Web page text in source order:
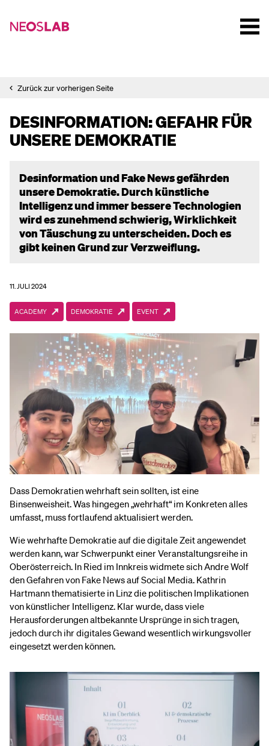
Zurück zur vorherigen Seite
DESINFORMATION: GEFAHR FÜR
UNSERE DEMOKRATIE
Desinformation und Fake News gefährden
unsere Demokratie. Durch künstliche
Intelligenz und immer bessere Technologien
wird es zunehmend schwierig, Wirklichkeit
von Täuschung zu unterscheiden. Doch es
gibt keinen Grund zur Verzweiflung.
11. JULI 2024
ACADEMY DEMOKRATIE EVENT
Dass Demokratien wehrhaft sein sollten, ist eine
Binsenweisheit. Was hingegen „wehrhaft“ im Konkreten alles
umfasst, muss fortlaufend aktualisiert werden.
Wie wehrhafte Demokratie auf die digitale Zeit angewendet
werden kann, war Schwerpunkt einer Veranstaltungsreihe in
Oberösterreich. In Ried im Innkreis widmete sich Andre Wolf
den Gefahren von Fake News auf Social Media. Kathrin
Hartmann thematisierte in Linz die politischen Implikationen
von künstlicher Intelligenz. Klar wurde, dass viele
Herausforderungen altbekannte Ursprünge in sich tragen,
jedoch durch ihr digitales Gewand wesentlich wirkungsvoller
eingesetzt werden können.